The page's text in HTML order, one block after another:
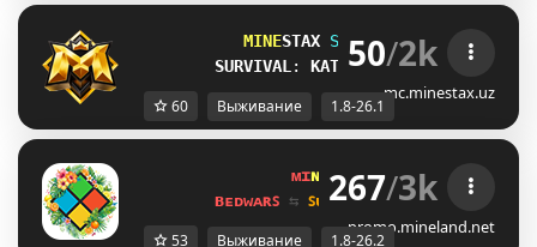
MINESTAX Serveri [1.8-26.1]
SURVIVAL : KATTA YANGILANISH!
50/2k
mc.minestax.uz
60 Выживание 1.8-26.1
ᴍɪɴᴇ ʟᴀ ɴᴅ ɴᴇᴛᴡᴏʀᴋ ☀
ʙᴇᴅᴡᴀʀꜱ ⇆ ꜱᴜʀᴠɪᴠᴀʟ ꜱᴍᴘ ⇆ ꜱᴋʏʙʟᴏᴄᴋ
267/3k
promo.mineland.net
53 Выживание 1.8-26.2